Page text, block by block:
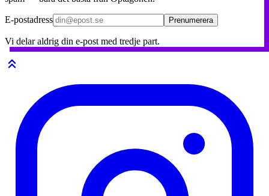
E-postadress Prenumerera
Vi delar aldrig din e-post med tredje part.